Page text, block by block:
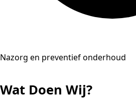
Nazorg en preventief onderhoud
Wat Doen Wij?